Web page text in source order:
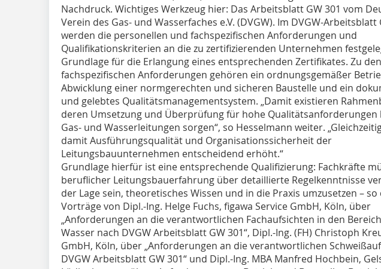
Nachdruck. Wichtiges Werkzeug hier: Das Arbeitsblatt GW 301 vom
Verein des Gas- und Wasserfaches e.V. (DVGW). Im DVGW-Arbeitsblatt
werden die personellen und fachspezifischen Anforderungen und
Qualifikationskriterien an die zu zertifizierenden Unternehmen
Grundlage für die Erlangung eines entsprechenden Zertifikates. Zu den
fachspezifischen Anforderungen gehören ein ordnungsgemäßer
Abwicklung einer normgerechten und sicheren Baustelle und ein
und gelebtes Qualitätsmanagementsystem. „Damit existieren
deren Umsetzung und Überprüfung für hohe Qualitätsanforderungen
Gas- und Wasserleitungen sorgen“, so Hesselmann weiter.
damit Ausführungsqualität und Organisationssicherheit der
Leitungsbauunternehmen entscheidend erhöht.“
Grundlage hierfür ist eine entsprechende Qualifizierung: Fachkräfte
beruflicher Leitungsbauerfahrung über detaillierte Regelkenntnisse
der Lage sein, theoretisches Wissen und in die Praxis umzusetzen – so
Vorträge von Dipl.-Ing. Helge Fuchs, figawa Service GmbH, Köln, über
„Anforderungen an die verantwortlichen Fachaufsichten in den
Wasser nach DVGW Arbeitsblatt GW 301“, Dipl.-Ing. (FH) Christoph
GmbH, Köln, über „Anforderungen an die verantwortlichen
DVGW Arbeitsblatt GW 301“ und Dipl.-Ing. MBA Manfred Hochbein,